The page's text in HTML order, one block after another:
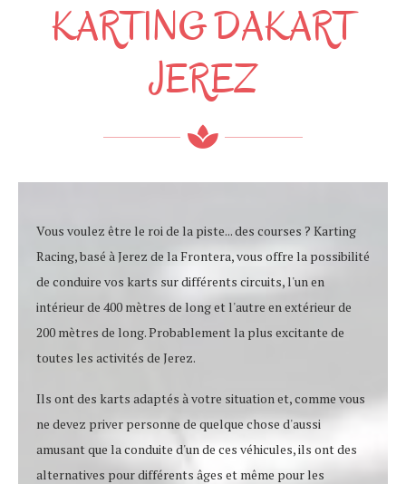
KARTING DAKART
JEREZ
Vous voulez être le roi de la piste... des courses ? Karting
Racing, basé à Jerez de la Frontera, vous offre la possibilité
de conduire vos karts sur différents circuits, l'un en
intérieur de 400 mètres de long et l'autre en extérieur de
200 mètres de long. Probablement la plus excitante de
toutes les activités de Jerez.
Ils ont des karts adaptés à votre situation et, comme vous
ne devez priver personne de quelque chose d'aussi
amusant que la conduite d'un de ces véhicules, ils ont des
alternatives pour différents âges et même pour les